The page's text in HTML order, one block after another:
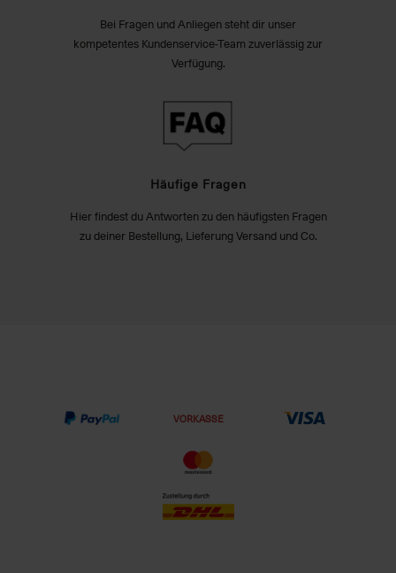
Bei Fragen und Anliegen steht dir unser
kompetentes Kundenservice-Team zuverlässig zur
Verfügung.
Häufige Fragen
Hier findest du Antworten zu den häufigsten Fragen
zu deiner Bestellung, Lieferung Versand und Co.
VORKASSE